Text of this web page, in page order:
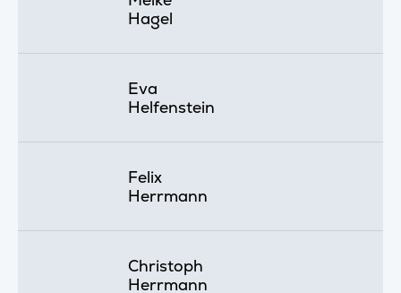
Hagel
Eva
Helfenstein
Felix
Herrmann
Christoph
Herrmann